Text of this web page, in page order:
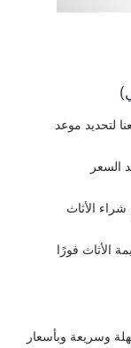
لتحديد موعد
السعر
الأثاث
الأثاث فورًا
وسريعة وبأسعار